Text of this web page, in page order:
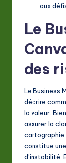
aux
Le
des
Le Business
décrire
la valeur.
assurer la
cartographie
constitue
d’instabilité.